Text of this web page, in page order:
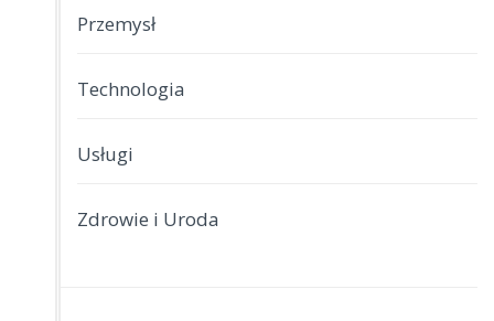
Przemysł
Technologia
Usługi
Zdrowie i Uroda